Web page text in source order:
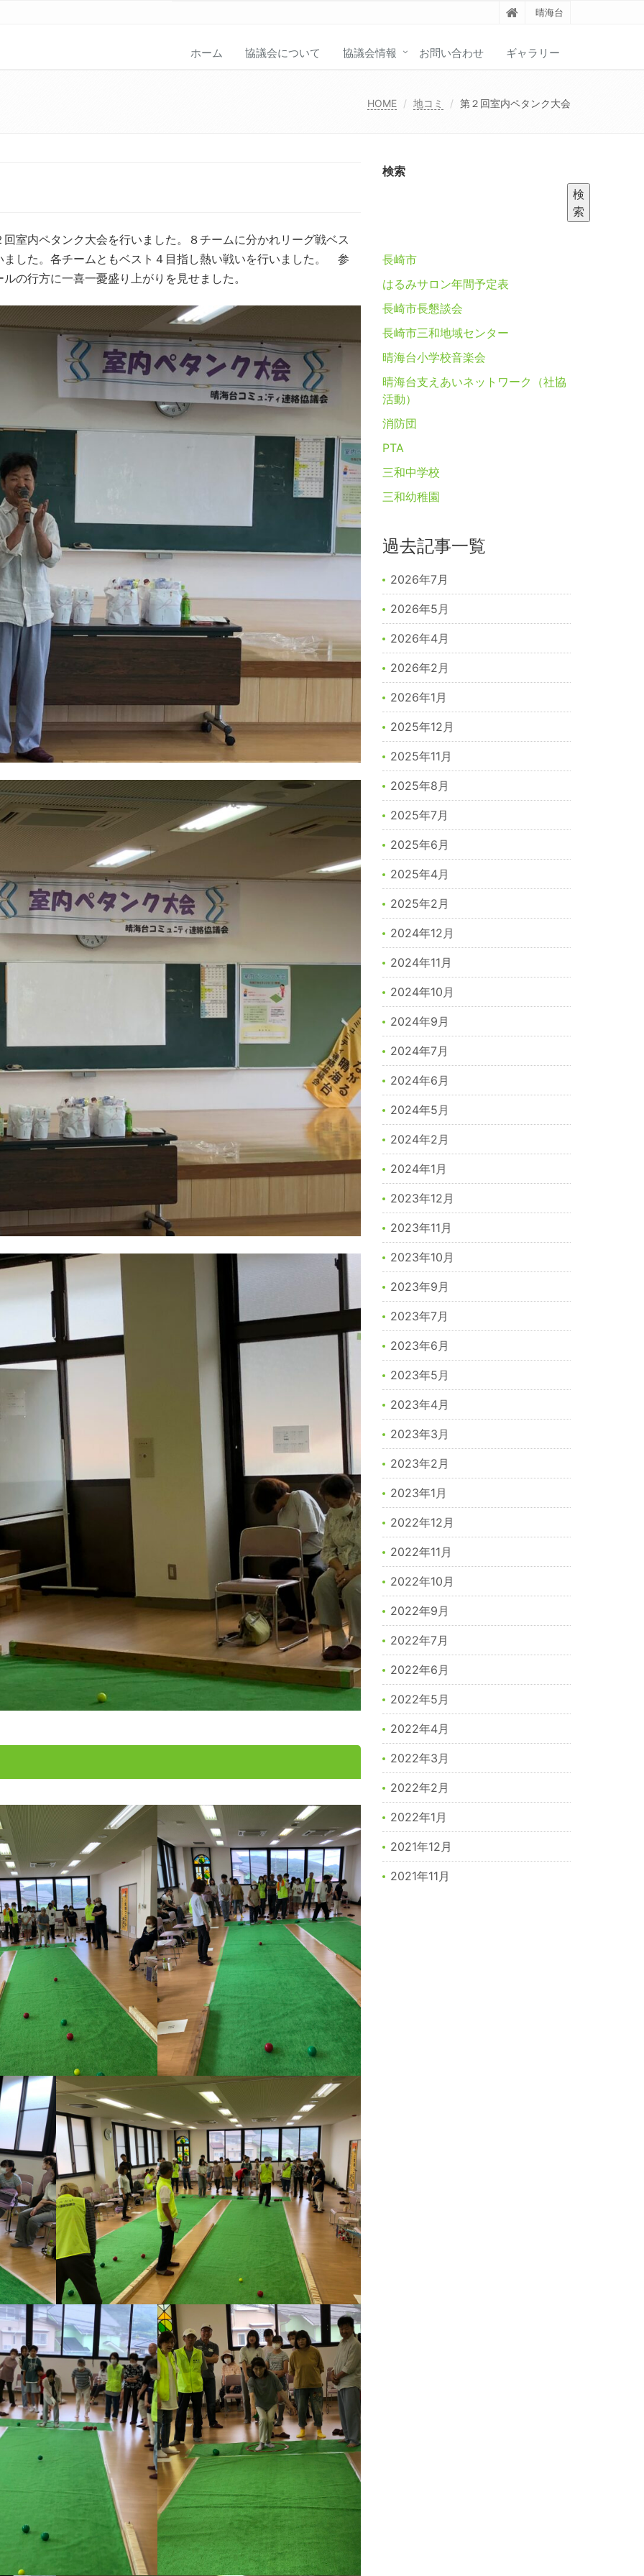
晴海台
ホーム 協議会について 協議会情報 お問い合わせ ギャラリー
HOME 地コミ 第２回室内ペタンク大会
室内ペタンク大会を行いました。８チームに分かれリーグ戦ベス
した。各チームともベスト４目指し熱い戦いを行いました。 参
の行方に一喜一憂盛り上がりを見せました。
検索
検
索
長崎市
はるみサロン年間予定表
長崎市長懇談会
長崎市三和地域センター
晴海台小学校音楽会
晴海台支えあいネットワーク（社協
活動）
消防団
PTA
三和中学校
三和幼稚園
過去記事一覧
2026年7月
2026年5月
2026年4月
2026年2月
2026年1月
2025年12月
2025年11月
2025年8月
2025年7月
2025年6月
2025年4月
2025年2月
2024年12月
2024年11月
2024年10月
2024年9月
2024年7月
2024年6月
2024年5月
2024年2月
2024年1月
2023年12月
2023年11月
2023年10月
2023年9月
2023年7月
2023年6月
2023年5月
2023年4月
2023年3月
2023年2月
2023年1月
2022年12月
2022年11月
2022年10月
2022年9月
2022年7月
2022年6月
2022年5月
2022年4月
2022年3月
2022年2月
2022年1月
2021年12月
2021年11月